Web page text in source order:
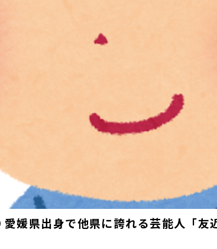
媛県出身で他県に誇れる芸能人「友